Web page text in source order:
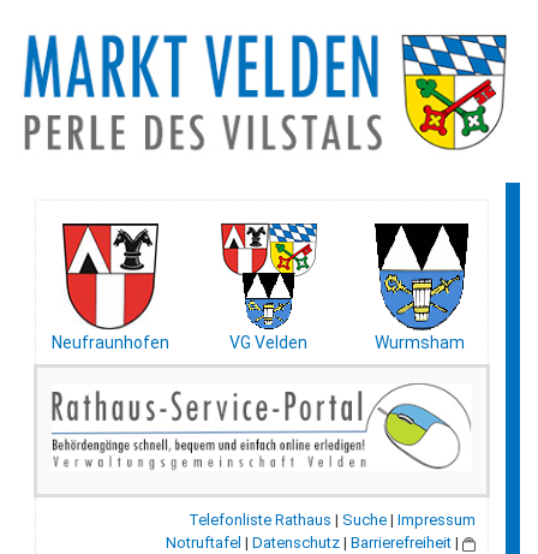
Neufraunhofen VG Velden Wurmsham
Telefonliste Rathaus | Suche | Impressum
Notruftafel | Datenschutz | Barrierefreiheit |